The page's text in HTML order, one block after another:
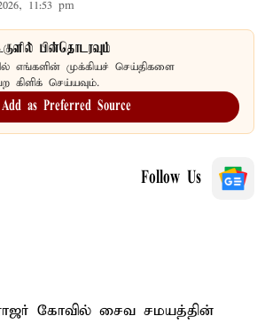
11:53 pm
பின்தொடரவும்
எங்களின் முக்கியச் செய்திகளை
கிளிக் செய்யவும்.
Add as Preferred Source
Follow Us
கோவில் சைவ சமயத்தின்